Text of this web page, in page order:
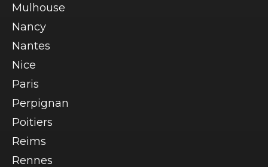
Mulhouse
Nancy
Nantes
Nice
Paris
Perpignan
Poitiers
Reims
Rennes